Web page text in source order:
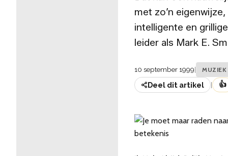
met zo’n eigenwijze,
intelligente en grillige
leider als Mark E.
10 september 1999| MUZIEK
Deel dit artikel | 👍